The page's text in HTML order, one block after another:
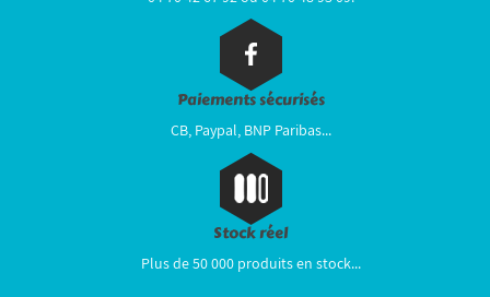
Paiements sécurisés
CB, Paypal, BNP Paribas...
Stock réel
Plus de 50 000 produits en stock...